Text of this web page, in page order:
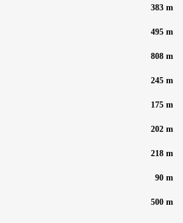
383 m
495 m
808 m
245 m
175 m
202 m
218 m
90 m
500 m